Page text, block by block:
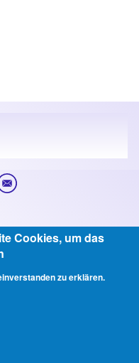
Ludwigslust - All
Alaa Haddad
Cookies, um das
zu erklären.